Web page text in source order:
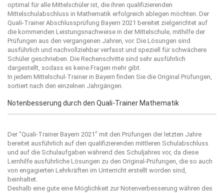
optimal für alle Mittelschüler ist, die ihren qualifizierenden
Mittelschulabschluss in Mathematik erfolgreich ablegen möchten. Der
Quali-Trainer Abschlussprüfung Bayern 2021 bereitet zielgerichtet auf
die kommenden Leistungsnachweise in der Mittelschule, mithilfe der
Prüfungen aus den vergangenen Jahren, vor. Die Lösungen sind
ausführlich und nachvollziehbar verfasst und speziell für schwächere
Schüler geschrieben. Die Rechenschritte sind sehr ausführlich
dargestellt, sodass es keine Fragen mehr gibt.
In jedem Mittelschul-Trainer in Bayern finden Sie die Original Prüfungen,
sortiert nach den einzelnen Jahrgängen.
Notenbesserung durch den Quali-Trainer Mathematik
Der "Quali-Trainer Bayern 2021" mit den Prüfungen der letzten Jahre
bereitet ausführlich auf den qualifizierenden mittleren Schulabschluss
und auf die Schulaufgaben während des Schuljahres vor, da diese
Lernhilfe ausführliche Lösungen zu den Original-Prüfungen, die so auch
von engagierten Lehrkräften im Unterricht erstellt worden sind,
beinhaltet.
Deshalb eine gute eine Möglichkeit zur Notenverbesserung währen des